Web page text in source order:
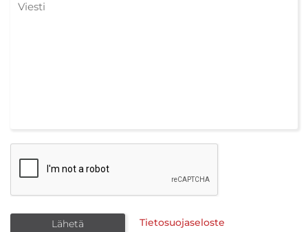
Tietosuojaseloste